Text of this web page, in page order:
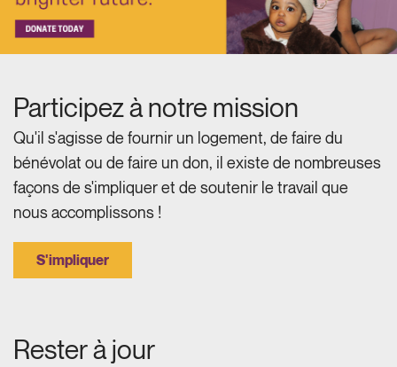
Participez à notre mission
Qu'il s'agisse de fournir un logement, de faire du
bénévolat ou de faire un don, il existe de nombreuses
façons de s'impliquer et de soutenir le travail que
nous accomplissons !
S'impliquer
Rester à jour